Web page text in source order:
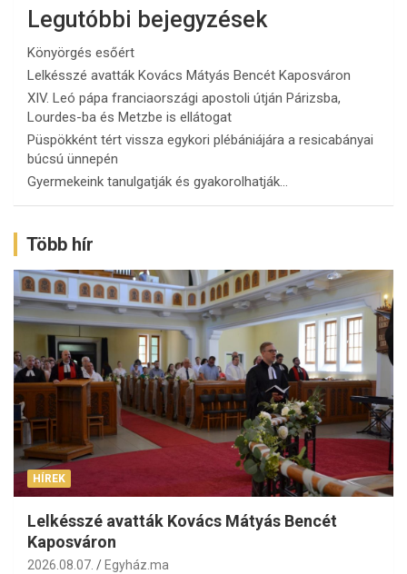
Legutóbbi bejegyzések
Könyörgés esőért
Lelkésszé avatták Kovács Mátyás Bencét Kaposváron
XIV. Leó pápa franciaországi apostoli útján Párizsba,
Lourdes-ba és Metzbe is ellátogat
Püspökként tért vissza egykori plébániájára a resicabányai
búcsú ünnepén
Gyermekeink tanulgatják és gyakorolhatják…
Több hír
HÍREK
Lelkésszé avatták Kovács Mátyás Bencét
Kaposváron
2026.08.07. Egyház.ma